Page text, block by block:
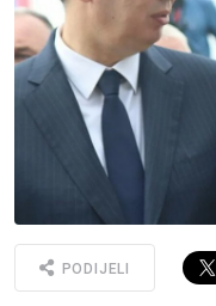
PODIJELI